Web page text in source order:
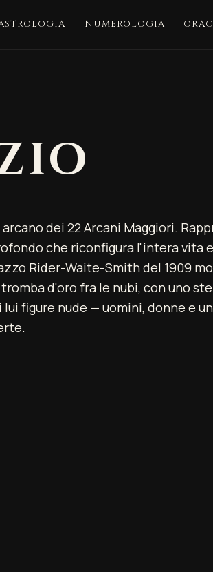
NUMEROLOGIA
dei 22 Arcani Maggiori.
che riconfigura l'intera vita
Rider-Waite-Smith del 1909
d'oro fra le nubi, con uno
figure nude — uomini, donne e